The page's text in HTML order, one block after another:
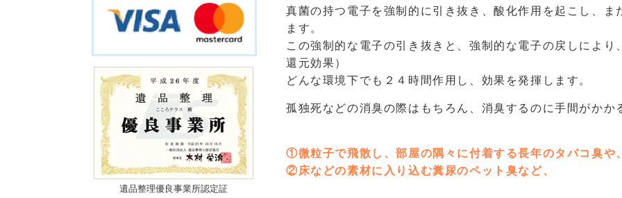
真菌の持つ電子を強制的に引き抜き、酸化作用を起こし、
ます。
この強制的な電子の引き抜きと、強制的な電子の戻しによ
還元効果）
どんな環境下でも２４時間作用し、効果を発揮します。
孤独死などの消臭の際はもちろん、消臭するのに手間がかか
①微粒子で飛散し、部屋の隅々に付着する長年のタバコ臭や
②床などの素材に入り込む糞尿のペット臭など、
遺品整理優良事業所認定証